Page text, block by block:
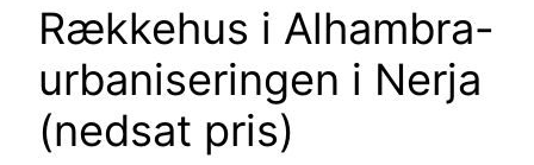
Rækkehus i Alhambra-
urbaniseringen i Nerja
(nedsat pris)